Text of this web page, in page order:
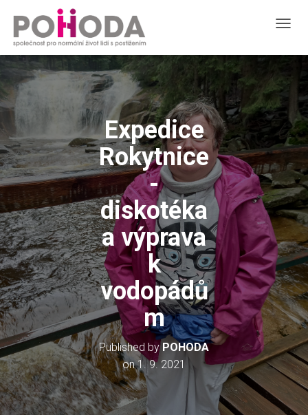
L
E
N
V
I
G
T
I
O
N
Expedice
Rokytnice
-
diskotéka
a výprava
k
vodopádů
m
Published byPOHODA
on1. 9. 2021